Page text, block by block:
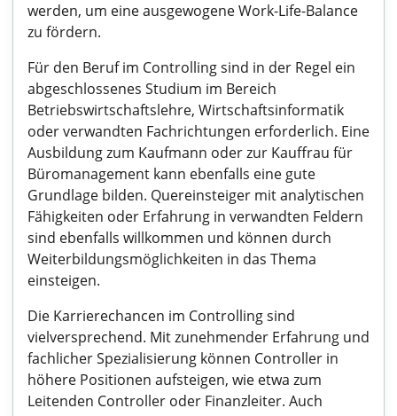
werden, um eine ausgewogene Work-Life-Balance
zu fördern.
Für den Beruf im Controlling sind in der Regel ein
abgeschlossenes Studium im Bereich
Betriebswirtschaftslehre, Wirtschaftsinformatik
oder verwandten Fachrichtungen erforderlich. Eine
Ausbildung zum Kaufmann oder zur Kauffrau für
Büromanagement kann ebenfalls eine gute
Grundlage bilden. Quereinsteiger mit analytischen
Fähigkeiten oder Erfahrung in verwandten Feldern
sind ebenfalls willkommen und können durch
Weiterbildungsmöglichkeiten in das Thema
einsteigen.
Die Karrierechancen im Controlling sind
vielversprechend. Mit zunehmender Erfahrung und
fachlicher Spezialisierung können Controller in
höhere Positionen aufsteigen, wie etwa zum
Leitenden Controller oder Finanzleiter. Auch